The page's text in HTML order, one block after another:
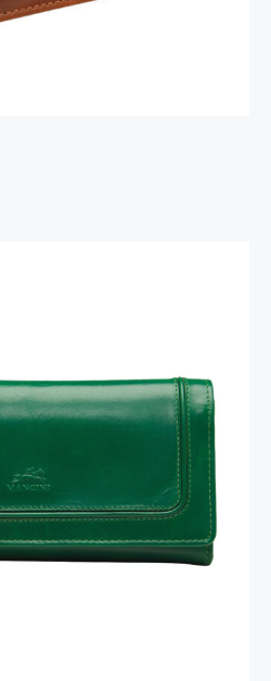
RFID à trois volets
pour dames